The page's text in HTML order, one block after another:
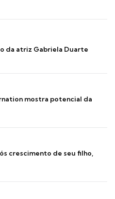
da atriz Gabriela Duarte
mostra potencial da
crescimento de seu filho,